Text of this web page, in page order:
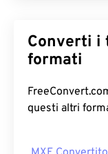
Converti i tuoi
formati
FreeConvert.com
questi altri